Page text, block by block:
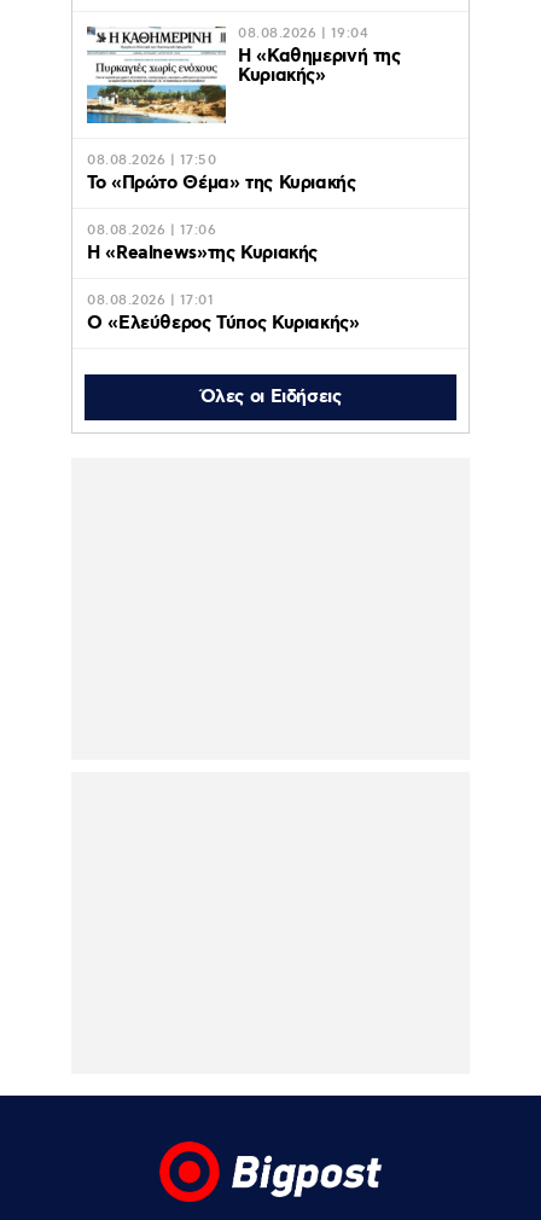
08.08.2026 | 19:04
H «Καθημερινή της
Κυριακής»
08.08.2026 | 17:50
Το «Πρώτο Θέμα» της Κυριακής
08.08.2026 | 17:06
Η «Realnews»της Κυριακής
08.08.2026 | 17:01
Ο «Eλεύθερος Τύπος Κυριακής»
08.08.2026 | 16:45
Το «Documento» της
Κυριακής
Όλες οι Ειδήσεις